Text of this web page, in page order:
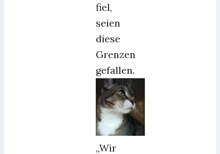
fiel,
seien
diese
Grenzen
gefallen.
„Wir